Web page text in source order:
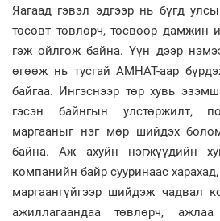
Яагаад гэвэл эдгээр нь бүгд
төсөвт төвлөрч, төсвөөр дамжин
гэж ойлгож байна. Үүн дээр
өгөөж нь тусгай АМНАТ-аар
байгаа. Ингэснээр төр хувь
гэсэн байнгын улстөржилт,
маргааныг нэг мөр шийдэх
байна. Аж ахуйн нэгжүүдийн
компанийн байр сууринаас
маргаангүйгээр шийдэж чадвал
ажиллагаандаа төвлөрч, ажлаа